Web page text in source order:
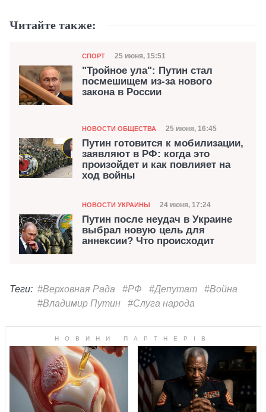
Читайте также:
Категория
СПОРТ Дата публикации
25 июня, 15:51
"Тройное ула": Путин стал
посмешищем из-за нового
закона в России
Категория
НОВОСТИ ОБЩЕСТВА Дата публикации
25 июня, 16:45
Путин готовится к мобилизации,
заявляют в РФ: когда это
произойдет и как повлияет на
ход войны
Категория
НОВОСТИ УКРАИНЫ Дата публикации
24 июня, 17:24
Путин после неудач в Украине
выбрал новую цель для
аннексии? Что происходит
Теги: #Верховная Рада #РФ #Депутат
#Война
#Владимир Путин
#Слуга народа